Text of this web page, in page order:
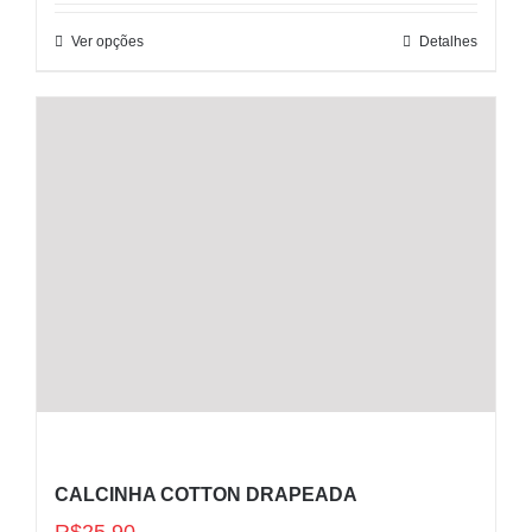
Ver opções Detalhes
CALCINHA COTTON DRAPEADA